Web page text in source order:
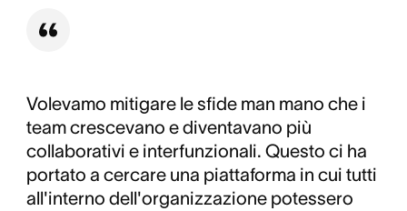
Volevamo mitigare le sfide man mano che i
team crescevano e diventavano più
collaborativi e interfunzionali. Questo ci ha
portato a cercare una piattaforma in cui tutti
all'interno dell'organizzazione potessero